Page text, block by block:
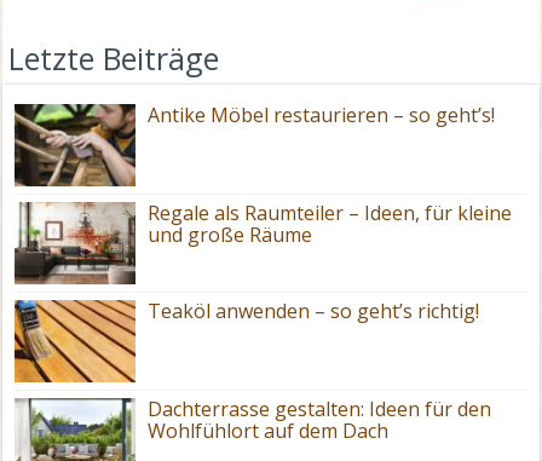
Letzte Beiträge
Antike Möbel restaurieren – so geht’s!
Regale als Raumteiler – Ideen, für kleine
und große Räume
Teaköl anwenden – so geht’s richtig!
Dachterrasse gestalten: Ideen für den
Wohlfühlort auf dem Dach